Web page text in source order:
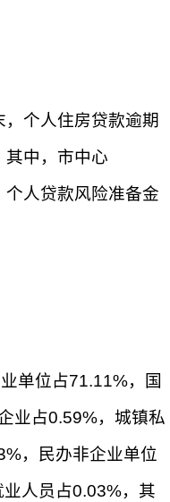
个人住房贷款逾期
中，市中心
人贷款风险准备金
单位占71.11%，国
业占0.59%，城镇私
，民办非企业单位
人员占0.03%，其